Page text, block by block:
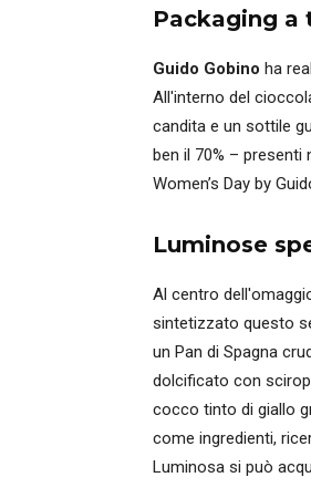
Packaging a
Guido Gobino ha
All'interno del
candita e un sottile
ben il 70% – presenti
Women’s Day by
Luminose
Al centro
sintetizzato questo
un Pan di Spagna
dolcificato con
cocco tinto di giallo
come ingredienti,
Luminosa si può